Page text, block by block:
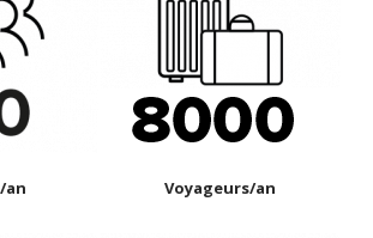
an Voyageurs/an